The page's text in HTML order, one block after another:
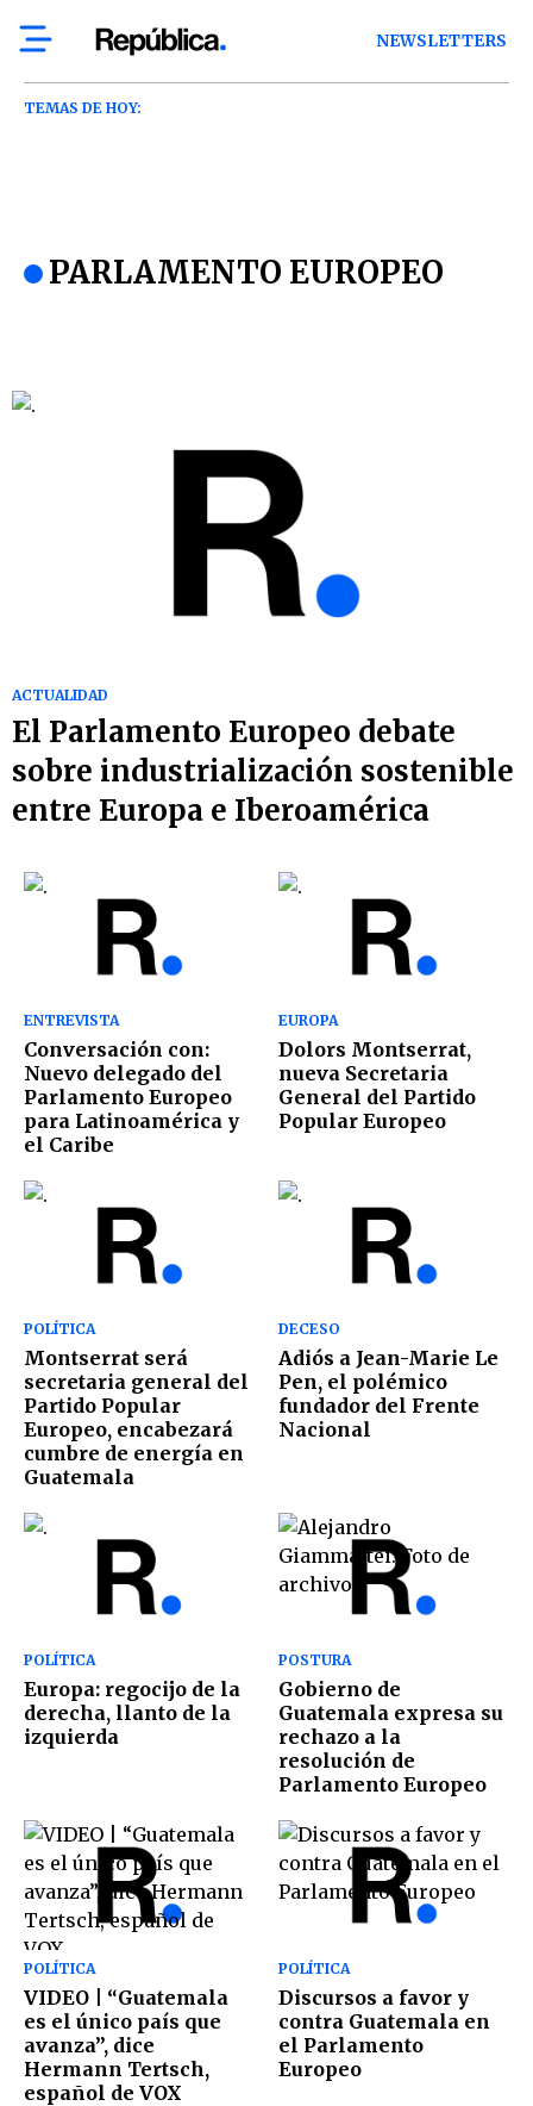
NEWSLETTERS
TEMAS DE HOY:
PARLAMENTO EUROPEO
ACTUALIDAD
El Parlamento Europeo debate
sobre industrialización sostenible
entre Europa e Iberoamérica
ENTREVISTA
Conversación con:
Nuevo delegado del
Parlamento Europeo
para Latinoamérica y
el Caribe
EUROPA
Dolors Montserrat,
nueva Secretaria
General del Partido
Popular Europeo
POLÍTICA
Montserrat será
secretaria general del
Partido Popular
Europeo, encabezará
cumbre de energía en
Guatemala
DECESO
Adiós a Jean-Marie Le
Pen, el polémico
fundador del Frente
Nacional
POLÍTICA
Europa: regocijo de la
derecha, llanto de la
izquierda
POSTURA
Gobierno de
Guatemala expresa su
rechazo a la
resolución de
Parlamento Europeo
POLÍTICA
VIDEO | “Guatemala
es el único país que
avanza”, dice
Hermann Tertsch,
español de VOX
POLÍTICA
Discursos a favor y
contra Guatemala en
el Parlamento
Europeo